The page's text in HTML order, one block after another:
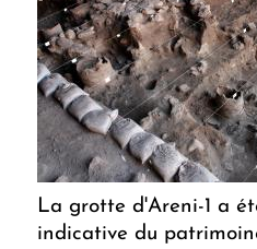
La grotte d'Areni-1 a
indicative du